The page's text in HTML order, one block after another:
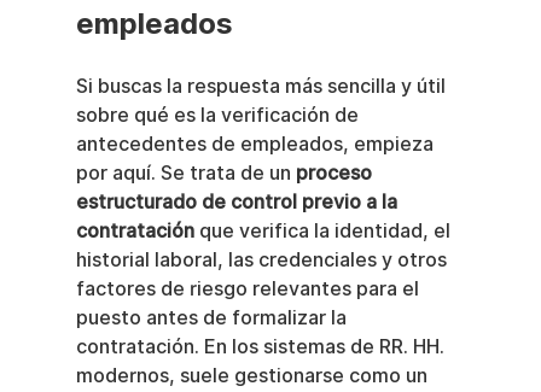
empleados
Si buscas la respuesta más sencilla y útil
sobre qué es la verificación de
antecedentes de empleados, empieza
por aquí. Se trata de un proceso
estructurado de control previo a la
contratación que verifica la identidad, el
historial laboral, las credenciales y otros
factores de riesgo relevantes para el
puesto antes de formalizar la
contratación. En los sistemas de RR. HH.
modernos, suele gestionarse como un